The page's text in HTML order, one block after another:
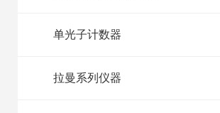
单光子计数器
拉曼系列仪器